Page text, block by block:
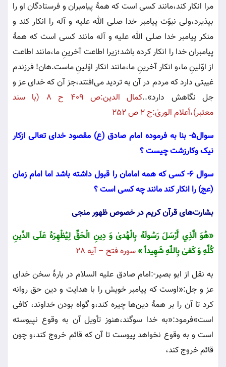
مرا انكار كند،مانند كسى است كه همۀ پيامبران و فرستادگان او را
بپذيرد،ولى نبوّت پيامبر خدا صلى الله عليه و آله را انكار كند و
منكر پيامبر خدا صلى الله عليه و آله مانند كسى است كه همۀ
پيامبران خدا را انكار كرده باشد؛زيرا اطاعت آخرينِ‌ ما،مانند اطاعت
از اوّلينِ‌ ما،و انكار آخرينِ‌ ما،مانند انكار اوّلينِ‌ ماست.هان! فرزندم
غيبتى دارد كه مردم در آن به ترديد مى‌افتند،جز آن كه خداى عز و
جل نگاهش دارد»..
كمال الدين:ص ٤٠٩ ح ٨ (با سند
معتبر)،أعلام الورىٰ‌:ج ٢ ص ٢٥٢
سوال5- بنا به فرموده امام صادق (ع) مقصود خدای تعالی ازکار
نیک وکارزشت چیست ؟
سوال 6- کسی که همه امامان را قبول داشته باشد اما امام زمان
(عج) را انکار کند مانند چه کسی است ؟
بشارت‌هاى قرآن کریم در خصوص ظهور منجی
«هُوَ الَّذِي أَرْسَلَ‌ رَسُولَهُ‌ بِالْهُدىٰ‌ وَ دِينِ‌ الْحَقِّ‌ لِيُظْهِرَهُ‌ عَلَى الدِّينِ‌
كُلِّهِ‌ وَ كَفىٰ‌ بِاللّٰهِ‌ شَهِيداً » سوره فتح – آیه 28
به نقل از ابو بصير-:امام صادق عليه السلام در بارۀ سخن خداى
عز و جل:«اوست كه پيامبر خويش را با هدايت و دين حق روانه
كرد تا آن را بر همۀ دين‌ها چيره كند،و گواه بودن خداوند، كافى
است»فرمود:«به خدا سوگند،هنوز تأويل آن به وقوع نپيوسته
است و به وقوع نخواهد پيوست تا آن كه قائم خروج كند،و چون
قائم خروج كند،